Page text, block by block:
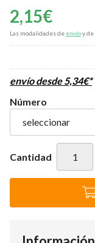
2,15€
Las modalidades de envíoy de
envío desde5,34€*
Número
Cantidad